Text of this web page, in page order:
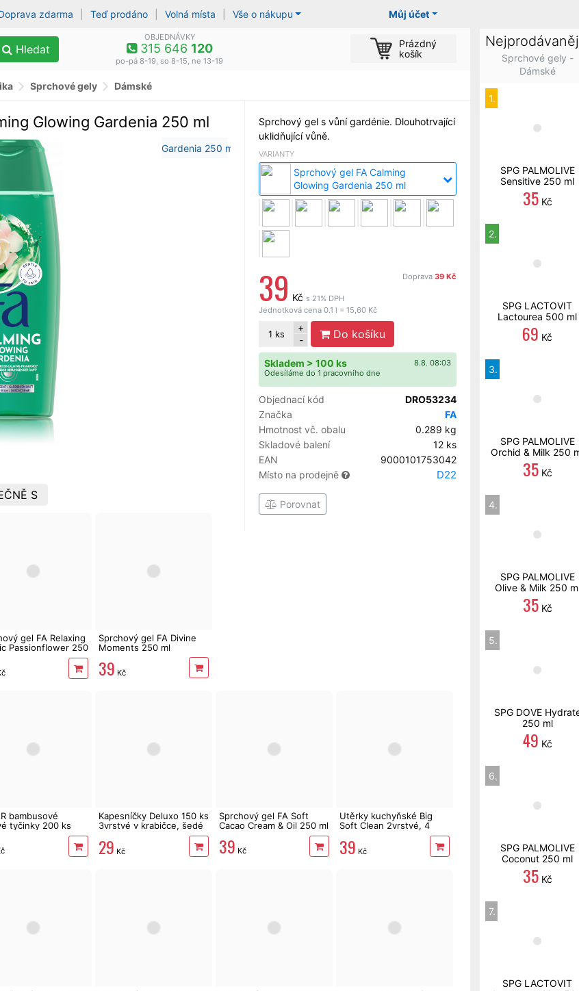
Můj účet
zdarma Teď prodáno Volná místa Vše o nákupu
Hledat
OBJEDNÁVKY
315 646 120
po-pá 8-19, so 8-15, ne 13-19
Prázdný
košík
Sprchové gely Dámské
Sprchový gel s vůní gardénie. Dlouhotrvající
uklidňující vůně.
VARIANTY
Sprchový gel FA Calming
Glowing Gardenia 250 ml
Doprava 39 Kč
39 Kč s 21% DPH
Jednotková cena 0.1 l = 15,60 Kč
1 ks
+
-
Do košíku
8.8. 08:03
Skladem > 100 ks
Odesíláme do 1 pracovního dne
Objednací kód
DRO53234
Značka
FA
Hmotnost vč. obalu
0.289 kg
Skladové balení
12 ks
EAN
9000101753042
Místo na prodejně
D22
Porovnat
Glowing Gardenia 250 ml
S
gel FA Relaxing
Passionflower 250
Sprchový gel FA Divine
Moments 250 ml
39 Kč
bambusové
tyčinky 200 ks
Kapesníčky Deluxo 150 ks
3vrstvé v krabičce, šedé
29 Kč
Sprchový gel FA Soft
Cacao Cream & Oil 250 ml
39 Kč
Utěrky kuchyňské Big
Soft Clean 2vrstvé, 4
39 Kč
Sprchové gely -
Dámské
1.
SPG PALMOLIVE
Sensitive 250 ml
35Kč
2.
SPG LACTOVIT
Lactourea 500 ml
69 Kč
3.
SPG PALMOLIVE
Orchid & Milk 250
35Kč
4.
SPG PALMOLIVE
Olive & Milk 250
35Kč
5.
SPG DOVE
250 ml
49 Kč
6.
SPG PALMOLIVE
Coconut 250 ml
35Kč
7.
SPG LACTOVIT